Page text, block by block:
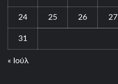
24 25 26 27
31
« Ιούλ